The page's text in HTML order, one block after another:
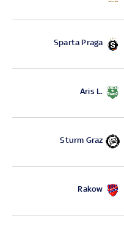
Sparta Praga
Aris L.
Sturm Graz
Rakow